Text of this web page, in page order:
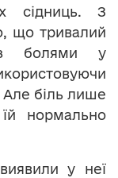
сідниць. З
що тривалий
з болями у
Але біль лише
нормально
у неї